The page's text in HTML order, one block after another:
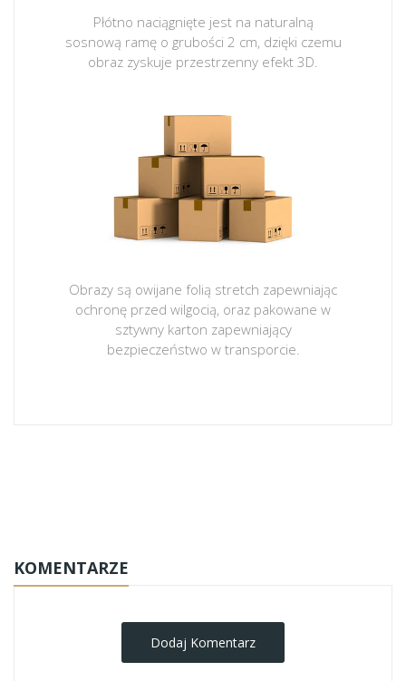
Płótno naciągnięte jest na naturalną
sosnową ramę o grubości 2 cm, dzięki czemu
obraz zyskuje przestrzenny efekt 3D.
Obrazy są owijane folią stretch zapewniając
ochronę przed wilgocią, oraz pakowane w
sztywny karton zapewniający
bezpieczeństwo w transporcie.
KOMENTARZE
Dodaj Komentarz